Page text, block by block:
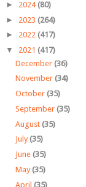
► 2024 (80)
► 2023 (264)
► 2022 (417)
▼ 2021 (417)
December (36)
November (34)
October (35)
September (35)
August (35)
July (35)
June (35)
May (35)
April (35)